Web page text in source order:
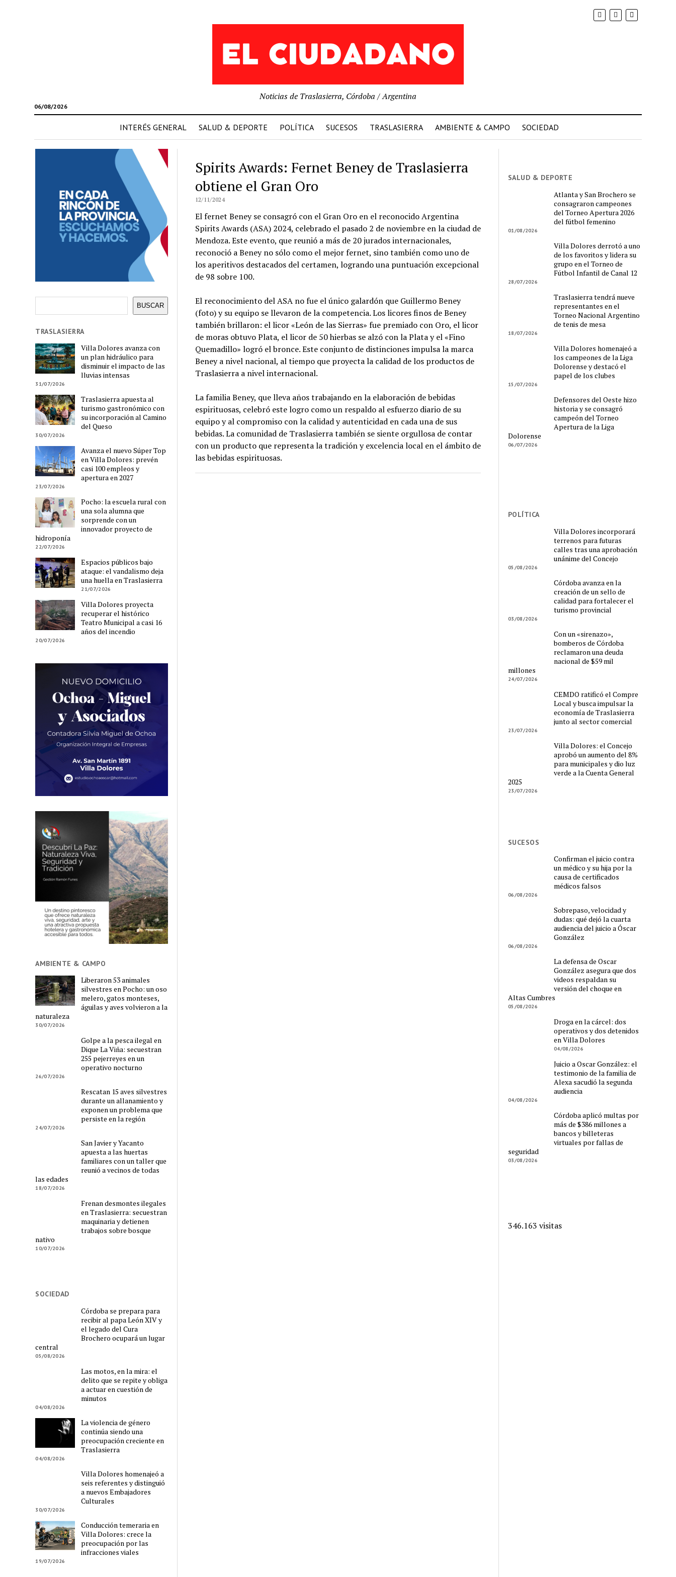
06/08/2026
Noticias de Traslasierra, Córdoba / Argentina
INTERÉS GENERAL SALUD & DEPORTE POLÍTICA SUCESOS TRASLASIERRA AMBIENTE & CAMPO SOCIEDAD
BUSCAR
TRASLASIERRA
Villa Dolores avanza con
un plan hidráulico para
disminuir el impacto de las
lluvias intensas
31/07/2026
Traslasierra apuesta al
turismo gastronómico con
su incorporación al Camino
del Queso
30/07/2026
Avanza el nuevo Súper Top
en Villa Dolores: prevén
casi 100 empleos y
apertura en 2027
23/07/2026
Pocho: la escuela rural con
una sola alumna que
sorprende con un
innovador proyecto de
hidroponía
22/07/2026
Espacios públicos bajo
ataque: el vandalismo deja
una huella en Traslasierra
21/07/2026
Villa Dolores proyecta
recuperar el histórico
Teatro Municipal a casi 16
años del incendio
20/07/2026
AMBIENTE & CAMPO
Liberaron 53 animales
silvestres en Pocho: un oso
melero, gatos monteses,
águilas y aves volvieron a la
naturaleza
30/07/2026
Golpe a la pesca ilegal en
Dique La Viña: secuestran
255 pejerreyes en un
operativo nocturno
26/07/2026
Rescatan 15 aves silvestres
durante un allanamiento y
exponen un problema que
persiste en la región
24/07/2026
San Javier y Yacanto
apuesta a las huertas
familiares con un taller que
reunió a vecinos de todas
las edades
18/07/2026
Frenan desmontes ilegales
en Traslasierra: secuestran
maquinaria y detienen
trabajos sobre bosque
nativo
10/07/2026
SOCIEDAD
Córdoba se prepara para
recibir al papa León XIV y
el legado del Cura
Brochero ocupará un lugar
central
05/08/2026
Las motos, en la mira: el
delito que se repite y obliga
a actuar en cuestión de
minutos
04/08/2026
La violencia de género
continúa siendo una
preocupación creciente en
Traslasierra
04/08/2026
Villa Dolores homenajeó a
seis referentes y distinguió
a nuevos Embajadores
Culturales
30/07/2026
Conducción temeraria en
Villa Dolores: crece la
preocupación por las
infracciones viales
19/07/2026
Spirits Awards: Fernet Beney de Traslasierra
obtiene el Gran Oro
12/11/2024
El fernet Beney se consagró con el Gran Oro en el reconocido Argentina
Spirits Awards (ASA) 2024, celebrado el pasado 2 de noviembre en la ciudad de
Mendoza. Este evento, que reunió a más de 20 jurados internacionales,
reconoció a Beney no sólo como el mejor fernet, sino también como uno de
los aperitivos destacados del certamen, logrando una puntuación excepcional
de 98 sobre 100.
El reconocimiento del ASA no fue el único galardón que Guillermo Beney
(foto) y su equipo se llevaron de la competencia. Los licores finos de Beney
también brillaron: el licor «León de las Sierras» fue premiado con Oro, el licor
de moras obtuvo Plata, el licor de 50 hierbas se alzó con la Plata y el «Fino
Quemadillo» logró el bronce. Este conjunto de distinciones impulsa la marca
Beney a nivel nacional, al tiempo que proyecta la calidad de los productos de
Traslasierra a nivel internacional.
La familia Beney, que lleva años trabajando en la elaboración de bebidas
espirituosas, celebró este logro como un respaldo al esfuerzo diario de su
equipo y al compromiso con la calidad y autenticidad en cada una de sus
bebidas. La comunidad de Traslasierra también se siente orgullosa de contar
con un producto que representa la tradición y excelencia local en el ámbito de
las bebidas espirituosas.
SALUD & DEPORTE
Atlanta y San Brochero se
consagraron campeones
del Torneo Apertura 2026
del fútbol femenino
01/08/2026
Villa Dolores derrotó a uno
de los favoritos y lidera su
grupo en el Torneo de
Fútbol Infantil de Canal 12
28/07/2026
Traslasierra tendrá nueve
representantes en el
Torneo Nacional Argentino
de tenis de mesa
18/07/2026
Villa Dolores homenajeó a
los campeones de la Liga
Dolorense y destacó el
papel de los clubes
15/07/2026
Defensores del Oeste hizo
historia y se consagró
campeón del Torneo
Apertura de la Liga
Dolorense
06/07/2026
POLÍTICA
Villa Dolores incorporará
terrenos para futuras
calles tras una aprobación
unánime del Concejo
05/08/2026
Córdoba avanza en la
creación de un sello de
calidad para fortalecer el
turismo provincial
03/08/2026
Con un «sirenazo»,
bomberos de Córdoba
reclamaron una deuda
nacional de $59 mil
millones
24/07/2026
CEMDO ratificó el Compre
Local y busca impulsar la
economía de Traslasierra
junto al sector comercial
23/07/2026
Villa Dolores: el Concejo
aprobó un aumento del 8%
para municipales y dio luz
verde a la Cuenta General
2025
23/07/2026
SUCESOS
Confirman el juicio contra
un médico y su hija por la
causa de certificados
médicos falsos
06/08/2026
Sobrepaso, velocidad y
dudas: qué dejó la cuarta
audiencia del juicio a Óscar
González
06/08/2026
La defensa de Oscar
González asegura que dos
videos respaldan su
versión del choque en
Altas Cumbres
05/08/2026
Droga en la cárcel: dos
operativos y dos detenidos
en Villa Dolores
04/08/2026
Juicio a Oscar González: el
testimonio de la familia de
Alexa sacudió la segunda
audiencia
04/08/2026
Córdoba aplicó multas por
más de $386 millones a
bancos y billeteras
virtuales por fallas de
seguridad
03/08/2026
346.163 visitas